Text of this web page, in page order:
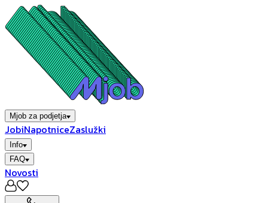
Mjob za podjetja
JobiNapotniceZaslužki
Info
FAQ
Novosti